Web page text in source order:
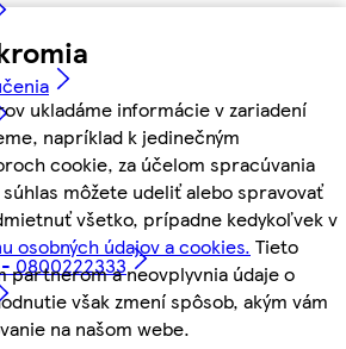
ukladáme informácie v zariadení
napríklad k jedinečným
cookie, za účelom spracúvania
môžete udeliť alebo spravovať
všetko, prípadne kedykoľvek v
osobných údajov a cookies. Tieto
partnerom a neovplyvnia údaje o
však zmení spôsob, akým vám
na našom webe.
- 0800222333